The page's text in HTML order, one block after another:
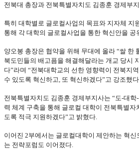
전북대 총장과 전북특별자치도 김종훈 경제부
특히 대학별로 글로컬사업의 목표와 지자체 지
통해 각 대학의 글로컬사업을 통한 혁신안을 공
양오봉 총장은 협약을 위해 무대에 올라 “쌀 한
북도민들의 배고픔을 해결해달라는 개교 당시
다”라며 “전북대학교의 선한 영향력이 전북지
수 있도록 혁신하고, 또 혁신하겠다”고 강조했
전북특별자치도 김종훈 경제부지사는 “도-대학
력 체계 구축을 통해 글로컬 대학이 전북특별자
도록 적극 지원하겠다”고 밝혔다.
이어진 2부에서는 글로컬대학이 제안하는 혁
는 전략포럼도 이어졌다.